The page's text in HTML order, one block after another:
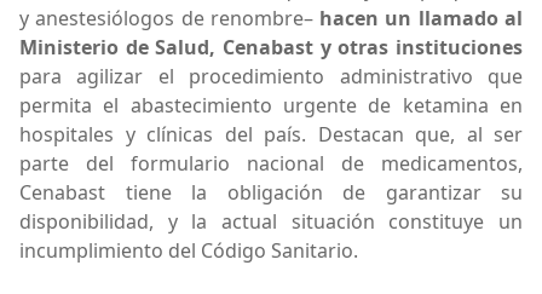
y anestesiólogos de renombre– hacen un llamado al
Ministerio de Salud, Cenabast y otras instituciones
para agilizar el procedimiento administrativo que
permita el abastecimiento urgente de ketamina en
hospitales y clínicas del país. Destacan que, al ser
parte del formulario nacional de medicamentos,
Cenabast tiene la obligación de garantizar su
disponibilidad, y la actual situación constituye un
incumplimiento del Código Sanitario.